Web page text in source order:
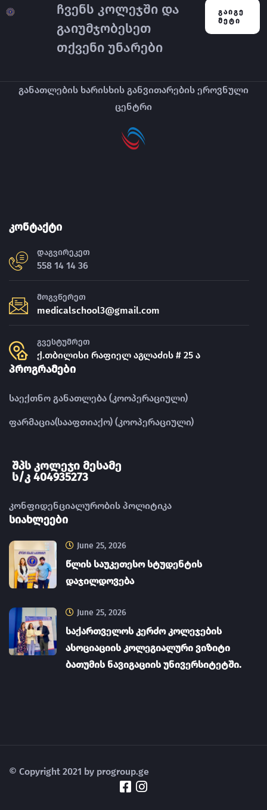
ჩვენს კოლეჯში და
გაიუმჯობესეთ
თქვენი უნარები
ᲒᲐᲘᲒᲔ
ᲛᲔᲢᲘ
განათლების ხარისხის განვითარების ეროვნული
ცენტრი
კონტაქტი
დაგვირეკეთ
558 14 14 36
მოგვწერეთ
medicalschool3@gmail.com
გვესტუმრეთ
ქ.თბილისი რაფიელ აგლაძის # 25 ა
პროგრამები
საექთნო განათლება (კოოპერაციული)
ფარმაცია(სააფთიაქო) (კოოპერაციული)
შპს კოლეჯი მესამე
ს/კ 404935273
კონფიდენციალურობის პოლიტიკა
სიახლეები
June 25, 2026
წლის საუკეთესო სტუდენტის
დაჯილდოვება
June 25, 2026
საქართველოს კერძო კოლეჯების
ასოციაციის კოლეგიალური ვიზიტი
ბათუმის ნავიგაციის უნივერსიტეტში.
© Copyright 2021 by progroup.ge